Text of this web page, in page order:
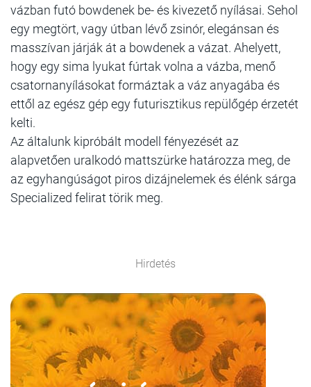
vázban futó bowdenek be- és kivezető nyílásai. Sehol
egy megtört, vagy útban lévő zsinór, elegánsan és
masszívan járják át a bowdenek a vázat. Ahelyett,
hogy egy sima lyukat fúrtak volna a vázba, menő
csatornanyílásokat formáztak a váz anyagába és
ettől az egész gép egy futurisztikus repülőgép érzetét
kelti.
Az általunk kipróbált modell fényezését az
alapvetően uralkodó mattszürke határozza meg, de
az egyhangúságot piros dizájnelemek és élénk sárga
Specialized felirat törik meg.
Hirdetés